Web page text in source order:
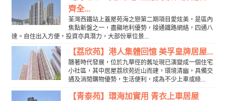
齊全...
荃灣西鐵站上蓋屋苑海之戀第二期項目愛炫美，是區內
焦點新盤之一，盡顯地利優勢，接通鐵路網絡，四通八
達。自住出入方便，投資亦具潛力，大部份單位景...
【荔欣苑】港人集體回憶 美孚皇牌居屋...
隨著時代發展，位於九華徑的舊址現已演變成一個住宅
小社區，其中居屋荔欣苑近山而建，環境清幽，具備交
通及消閒購物優勢，生活便利，成為不少上車或綠...
【青泰苑】環海加實用 青衣上車居屋